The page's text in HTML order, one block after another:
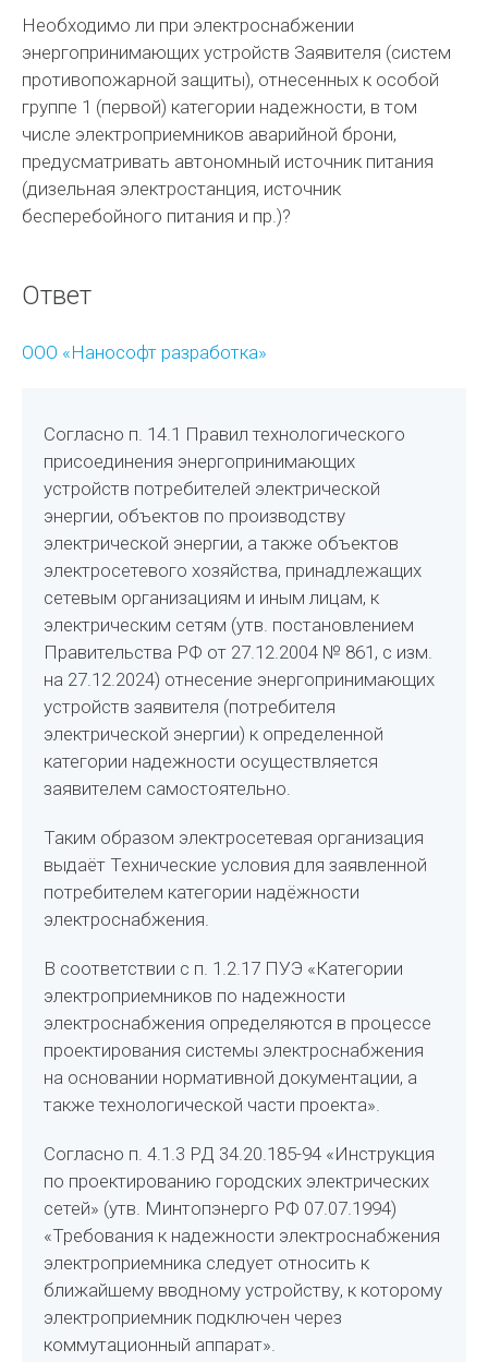
Необходимо ли при электроснабжении
энергопринимающих устройств Заявителя (систем
противопожарной защиты), отнесенных к особой
группе 1 (первой) категории надежности, в том
числе электроприемников аварийной брони,
предусматривать автономный источник питания
(дизельная электростанция, источник
бесперебойного питания и пр.)?
Ответ
ООО «Нанософт разработка»
Согласно п. 14.1 Правил технологического
присоединения энергопринимающих
устройств потребителей электрической
энергии, объектов по производству
электрической энергии, а также объектов
электросетевого хозяйства, принадлежащих
сетевым организациям и иным лицам, к
электрическим сетям (утв. постановлением
Правительства РФ от 27.12.2004 № 861, с изм.
на 27.12.2024) отнесение энергопринимающих
устройств заявителя (потребителя
электрической энергии) к определенной
категории надежности осуществляется
заявителем самостоятельно.
Таким образом электросетевая организация
выдаёт Технические условия для заявленной
потребителем категории надёжности
электроснабжения.
В соответствии с п. 1.2.17 ПУЭ «Категории
электроприемников по надежности
электроснабжения определяются в процессе
проектирования системы электроснабжения
на основании нормативной документации, а
также технологической части проекта».
Согласно п. 4.1.3 РД 34.20.185-94 «Инструкция
по проектированию городских электрических
сетей» (утв. Минтопэнерго РФ 07.07.1994)
«Требования к надежности электроснабжения
электроприемника следует относить к
ближайшему вводному устройству, к которому
электроприемник подключен через
коммутационный аппарат».